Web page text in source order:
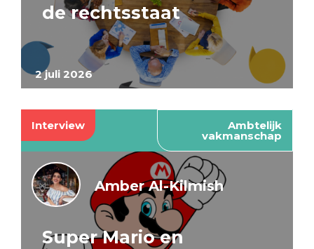
2 juli 2026
de rechtsstaat
Interview Ambtelijk
vakmanschap
Amber Al-Kilmish
Super Mario en